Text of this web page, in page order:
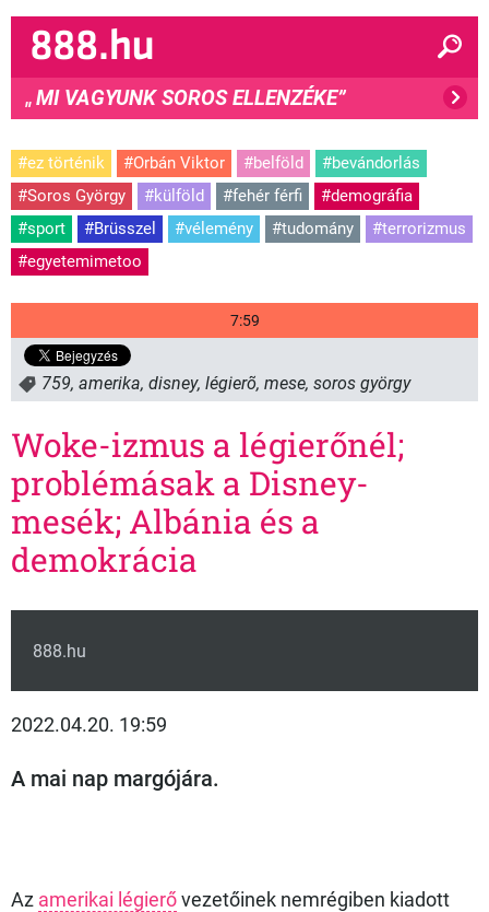
" MI VAGYUNK SOROS ELLENZÉKE”
#ez történik #Orbán Viktor #belföld
#bevándorlás
#Soros György
#külföld #fehér férfi
#demográfia
#sport
#Brüsszel #vélemény #tudomány
#terrorizmus
#egyetemimetoo
7:59
759, amerika, disney, légierõ, mese, soros györgy
Woke-izmus a légierőnél;
problémásak a Disney-
mesék; Albánia és a
demokrácia
888.hu
2022.04.20. 19:59
A mai nap margójára.
Az amerikai légierővezetőinek nemrégiben kiadott